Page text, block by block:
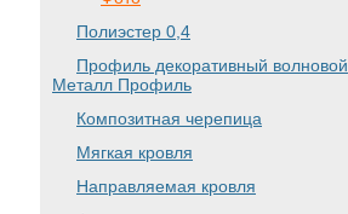
Полиэстер 0,4
Профиль декоративный волновой
Металл Профиль
Композитная черепица
Мягкая кровля
Направляемая кровля